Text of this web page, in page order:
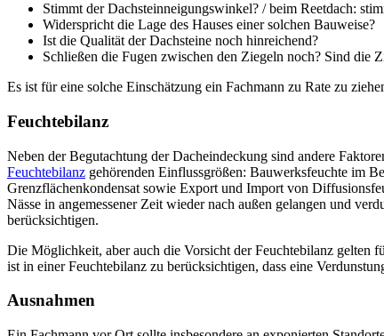
Stimmt der Dachsteinneigungswinkel? / beim Reetdach:
Widerspricht die Lage des Hauses einer solchen Bauweise?
Ist die Qualität der Dachsteine noch hinreichend?
Schließen die Fugen zwischen den Ziegeln noch? Sind die
Es ist für eine solche Einschätzung ein Fachmann zu Rate zu
Feuchtebilanz
Neben der Begutachtung der Dacheindeckung sind andere
Feuchtebilanz gehörenden Einflussgrößen: Bauwerksfeuchte im
Grenzflächenkondensat sowie Export und Import von
Nässe in angemessener Zeit wieder nach außen gelangen und
berücksichtigen.
Die Möglichkeit, aber auch die Vorsicht der Feuchtebilanz gelten
ist in einer Feuchtebilanz zu berücksichtigen, dass eine
Ausnahmen